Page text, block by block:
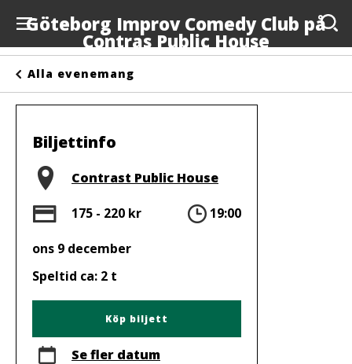
Göteborg Improv Comedy Club på
Contras Public House
Anslagstavlan
Arrangörer
Kontakta oss
Om oss
Alla evenemang
Biljettinfo
Plats
Contrast Public House
Pris
175 - 220 kr Tid
19:00
ons 9 december
Speltid ca: 2 t
Köp biljett
Se fler datum